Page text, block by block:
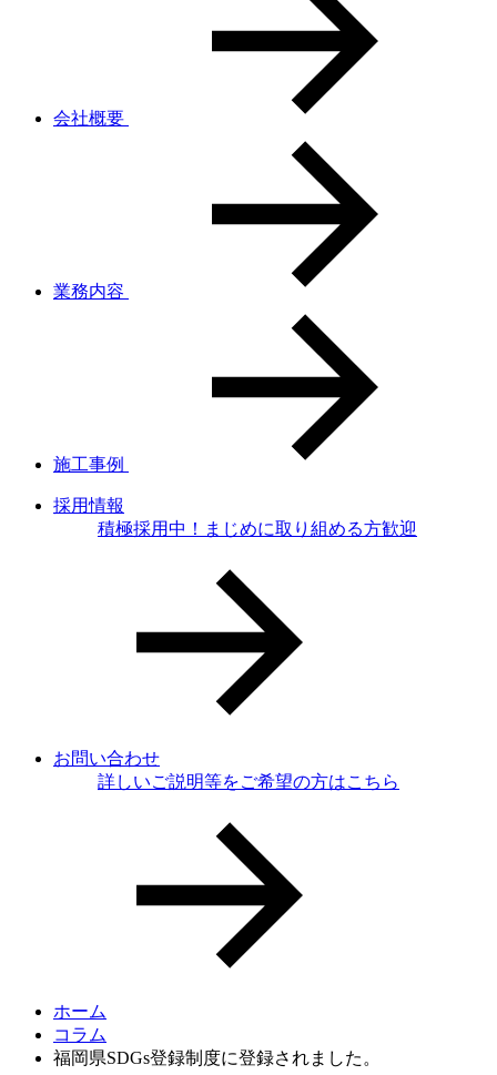
会社概要
業務内容
施工事例
採用情報
積極採用中！まじめに取り組める方歓迎
お問い合わせ
詳しいご説明等をご希望の方はこちら
ホーム
コラム
福岡県SDGs登録制度に登録されました。